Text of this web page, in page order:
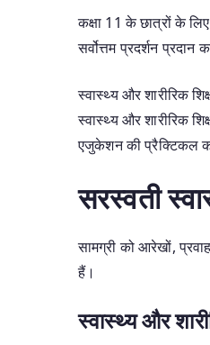
कक्षा 11 के छात्रों के
सर्वोत्तम प्रदर्शन प्रदान
स्वास्थ्य और शारीरिक
स्वास्थ्य और शारीरिक
एजुकेशन की प्रैक्टिकल
सरस्वती
सामग्री को आरेखों,
हैं।
स्वास्थ्य और